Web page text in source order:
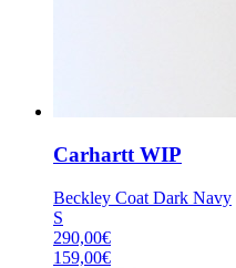
Carhartt WIP
Beckley Coat Dark Navy
S
290,00€
159,00€